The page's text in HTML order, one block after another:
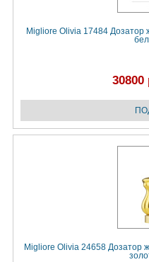
Migliore Olivia 17484 Дозатор
30800
Migliore Olivia 24658 Дозатор